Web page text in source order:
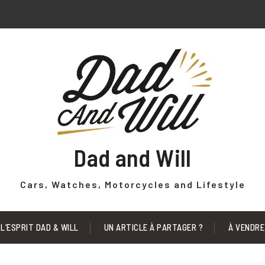
Dad and Will
Cars, Watches, Motorcycles and Lifestyle
L’ESPRIT DAD & WILL UN ARTICLE À PARTAGER ? À VENDRE